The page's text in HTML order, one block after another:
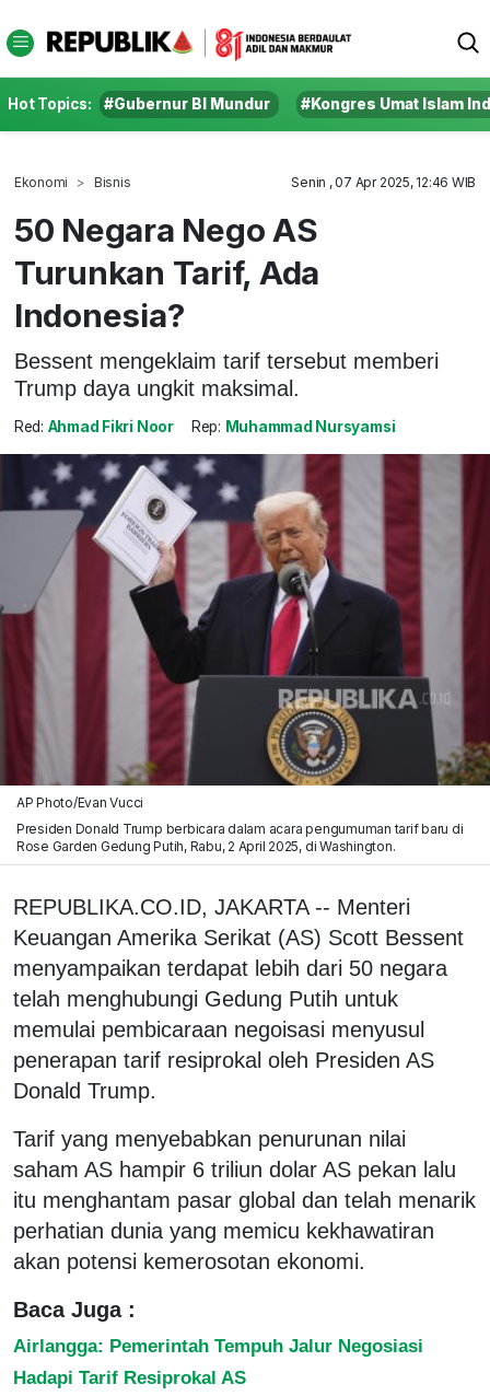
Hot Topics: #Gubernur BI Mundur #Kongres Umat Islam
Ekonomi Bisnis Senin , 07 Apr 2025, 12:46 WIB
50 Negara Nego AS
Turunkan Tarif, Ada
Indonesia?
Bessent mengeklaim tarif tersebut memberi
Trump daya ungkit maksimal.
Red: Ahmad Fikri Noor Rep: Muhammad Nursyamsi
AP Photo/Evan Vucci
Presiden Donald Trump berbicara dalam acara pengumuman tarif baru di
Rose Garden Gedung Putih, Rabu, 2 April 2025, di Washington.
REPUBLIKA.CO.ID, JAKARTA -- Menteri
Keuangan Amerika Serikat (AS) Scott Bessent
menyampaikan terdapat lebih dari 50 negara
telah menghubungi Gedung Putih untuk
memulai pembicaraan negoisasi menyusul
penerapan tarif resiprokal oleh Presiden AS
Donald Trump.
Tarif yang menyebabkan penurunan nilai
saham AS hampir 6 triliun dolar AS pekan lalu
itu menghantam pasar global dan telah menarik
perhatian dunia yang memicu kekhawatiran
akan potensi kemerosotan ekonomi.
Baca Juga :
Airlangga: Pemerintah Tempuh Jalur Negosiasi
Hadapi Tarif Resiprokal AS